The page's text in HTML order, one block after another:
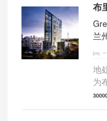
精
出
布
兰
地
为
术
昵